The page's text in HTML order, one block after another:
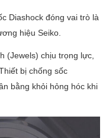
Diashock đóng vai trò là
hiệu Seiko.
(Jewels) chịu trọng lực,
bị chống sốc
bằng khỏi hỏng hóc khi